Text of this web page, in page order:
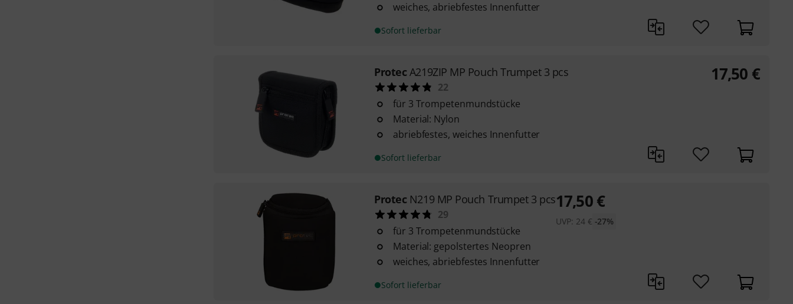
weiches, abriebfestes Innenfutter
Sofort lieferbar
ProtecA219ZIP MP Pouch Trumpet 3 pcs
22
für 3 Trompetenmundstücke
Material: Nylon
abriebfestes, weiches Innenfutter
Sofort lieferbar
17,50 €
Protec N219 MP Pouch Trumpet 3 pcs
29
für 3 Trompetenmundstücke
Material: gepolstertes Neopren
weiches, abriebfestes Innenfutter
Sofort lieferbar
17,50 €
UVP: 24 € -27%